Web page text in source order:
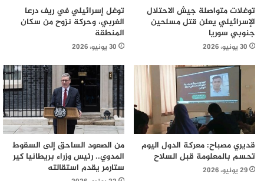
توغلات متواصلة جيش الاحتلال
الإسرائيلي يعلن قتل مسلحين
جنوبي سوريا
30 يونيو، 2026
توغل إسرائيلي في ريف درعا
الغربي، وحركة نزوح من سكان
المنطقة
30 يونيو، 2026
قديري مصباح: معركة الدول اليوم
تحسم بالمعلومة قبل السلاح
29 يونيو، 2026
من الصعود الساحق إلى السقوط
المدوي.. رئيس وزراء بريطانيا كير
ستارمر يقدم استقالته